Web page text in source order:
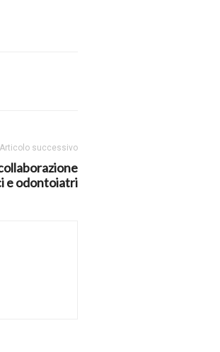
Articolo successivo
e odontoiatri